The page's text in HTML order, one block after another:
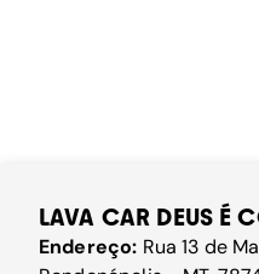
LAVA CAR DEUS É
Endereço: Rua 13 de